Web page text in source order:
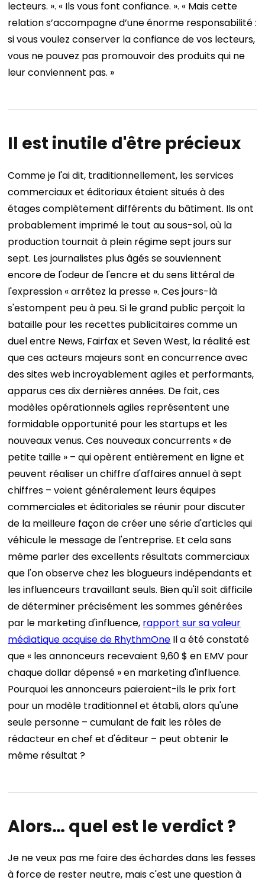
lecteurs. ». « Ils vous font confiance. ». « Mais cette
relation s’accompagne d’une énorme responsabilité :
si vous voulez conserver la confiance de vos lecteurs,
vous ne pouvez pas promouvoir des produits qui ne
leur conviennent pas. »
Il est inutile d'être précieux
Comme je l'ai dit, traditionnellement, les services
commerciaux et éditoriaux étaient situés à des
étages complètement différents du bâtiment. Ils ont
probablement imprimé le tout au sous-sol, où la
production tournait à plein régime sept jours sur
sept. Les journalistes plus âgés se souviennent
encore de l'odeur de l'encre et du sens littéral de
l'expression « arrêtez la presse ». Ces jours-là
s'estompent peu à peu.Si le grand public perçoit la
bataille pour les recettes publicitaires comme un
duel entre News, Fairfax et Seven West, la réalité est
que ces acteurs majeurs sont en concurrence avec
des sites web incroyablement agiles et performants,
apparus ces dix dernières années. De fait, ces
modèles opérationnels agiles représentent une
formidable opportunité pour les startups et les
nouveaux venus. Ces nouveaux concurrents « de
petite taille » – qui opèrent entièrement en ligne et
peuvent réaliser un chiffre d'affaires annuel à sept
chiffres – voient généralement leurs équipes
commerciales et éditoriales se réunir pour discuter
de la meilleure façon de créer une série d'articles qui
véhicule le message de l'entreprise. Et cela sans
même parler des excellents résultats commerciaux
que l'on observe chez les blogueurs indépendants et
les influenceurs travaillant seuls. Bien qu'il soit difficile
de déterminer précisément les sommes générées
par le marketing d'influence, rapport sur sa valeur
médiatique acquise de RhythmOne Il a été constaté
que « les annonceurs recevaient 9,60 $ en EMV pour
chaque dollar dépensé » en marketing d'influence.
Pourquoi les annonceurs paieraient-ils le prix fort
pour un modèle traditionnel et établi, alors qu'une
seule personne – cumulant de fait les rôles de
rédacteur en chef et d'éditeur – peut obtenir le
même résultat ?
Alors… quel est le verdict ?
Je ne veux pas me faire des échardes dans les fesses
à force de rester neutre, mais c'est une question à